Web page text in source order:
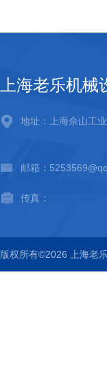
上海老乐机械
地址：上海佘山工
邮箱：
传真：
版权所有©2026 上海老